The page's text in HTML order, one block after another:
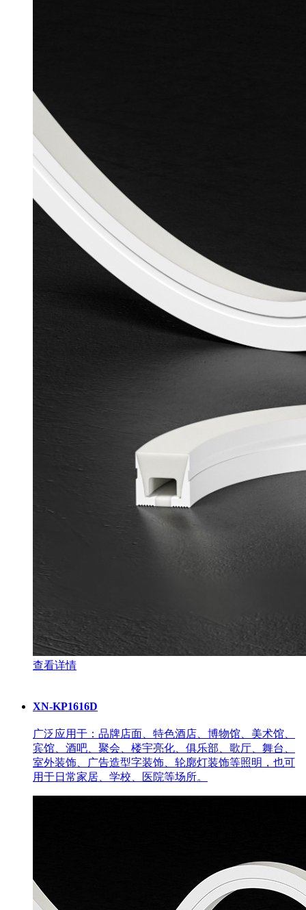
查看详情
XN-KP1616D
广泛应用于：品牌店面、特色酒店、博物馆、美术馆、
宾馆、酒吧、聚会、楼宇亮化、俱乐部、歌厅、舞台、
室外装饰、广告造型字装饰、轮廓灯装饰等照明，也可
用于日常家居、学校、医院等场所。